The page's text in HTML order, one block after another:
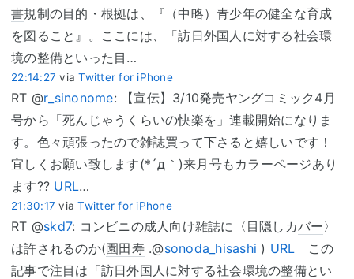
書規制の目的・根拠は、『（中略）青少年の健全な育成
を図ること』。ここには、「訪日外国人に対する社会環
境の整備といった目…
22:14:27 viaTwitter for iPhone
RT @r_sinonome: 【宣伝】3/10発売ヤングコミック 4月
号から「死んじゃうくらいの快楽を」連載開始になりま
す。色々頑張ったので雑誌買って下さると嬉しいです！
宜しくお願い致します(*´д｀)来月号もカラーページあり
ます?? URL…
21:30:17 viaTwitter for iPhone
RT @skd7: コンビニの成人向け雑誌に〈目隠しカバー〉
は許されるのか(園田寿.@sonoda_hisashi ) URL この
記事で注目は「訪日外国人に対する社会環境の整備とい